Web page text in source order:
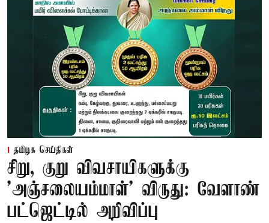
தமிழக செய்திகள்
சிறு, குறு விவசாயிகளுக்கு
'அஞ்சலையம்மாள்' விருது: வேளாண்
பட்ஜெட்டில் அறிவிப்பு